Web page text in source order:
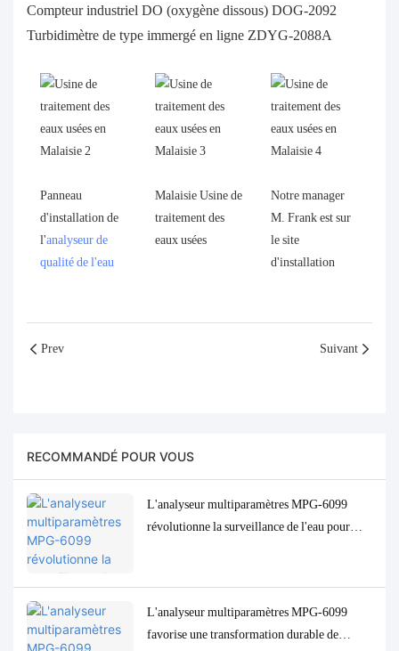
Compteur industriel DO (oxygène dissous) DOG-2092
Turbidimètre de type immergé en ligne ZDYG-2088A
Panneau
d'installation de
l'analyseur de
qualité de l'eau
Malaisie Usine de
traitement des
eaux usées
Notre manager
M. Frank est sur
le site
d'installation
Prev Suivant
RECOMMANDÉ POUR VOUS
L'analyseur multiparamètres MPG-6099
révolutionne la surveillance de l'eau pour
L'analyseur multiparamètres MPG-6099
favorise une transformation durable de